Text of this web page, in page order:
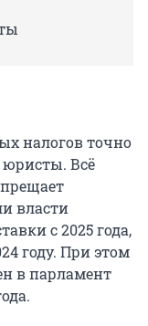
налогов точно
юристы. Всё
власти
с 2025 года,
году. При этом
в парламент